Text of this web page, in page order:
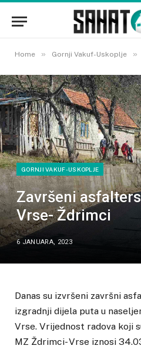
Home » Gornji Vakuf-Uskoplje »
GORNJI VAKUF-USKOPLJE
Završeni
Vrse- Ždrimci
6 JANUARA, 2023
Danas su izvršeni završni
izgradnji dijela puta u
Vrse. Vrijednost radova koji
MZ Ždrimci- Vrse iznosi